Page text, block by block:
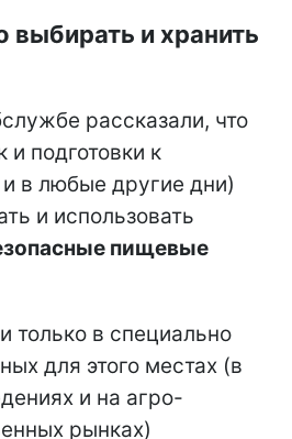
выбирать и хранить
рассказали, что
и подготовки к
в любые другие дни)
и использовать
пищевые
только в специально
для этого местах (в
и на агро-
рынках)